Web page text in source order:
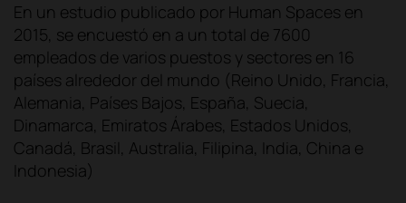
En un estudio publicado por Human Spaces en
2015, se encuestó en a un total de 7600
empleados de varios puestos y sectores en 16
países alrededor del mundo (Reino Unido, Francia,
Alemania, Países Bajos, España, Suecia,
Dinamarca, Emiratos Árabes, Estados Unidos,
Canadá, Brasil, Australia, Filipina, India, China e
Indonesia)